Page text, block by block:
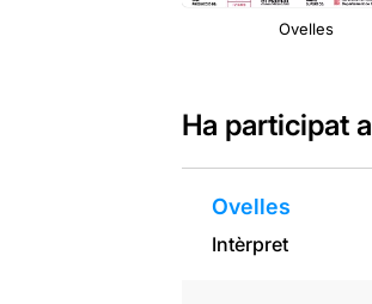
Ovelles
Ha participat a
Ovelles
Intèrpret